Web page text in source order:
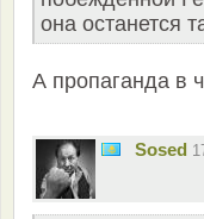
она останется
А пропаганда в
Sosed